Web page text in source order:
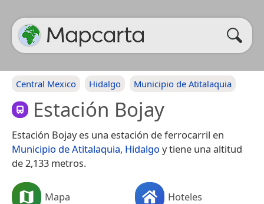
Central Mexico Hidalgo Municipio de Atitalaquia
Estación Bojay
Estación Bojay es una estación de ferrocarril en
Municipio de Atitalaquia, Hidalgo y tiene una altitud
de 2,133 metros.
Mapa Hoteles